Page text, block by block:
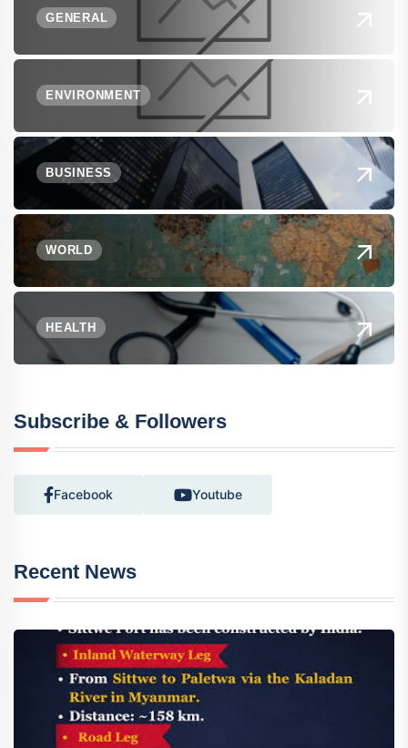
GENERAL
ENVIRONMENT
BUSINESS
WORLD
HEALTH
Subscribe & Followers
Facebook Youtube
Recent News